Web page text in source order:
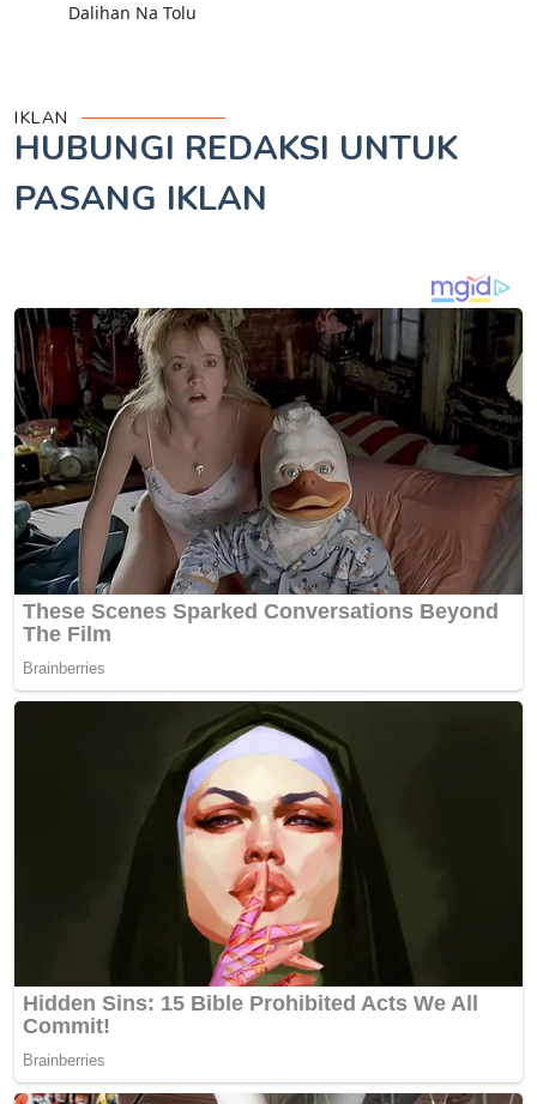
Dalihan Na Tolu
IKLAN
HUBUNGI REDAKSI UNTUK
PASANG IKLAN